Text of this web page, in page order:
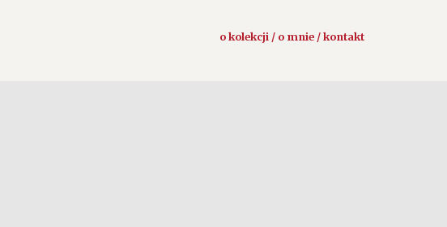
o kolekcji / o mnie / kontakt